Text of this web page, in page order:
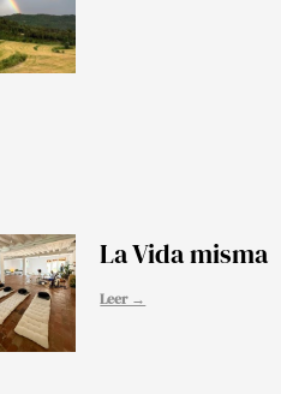
La Vida misma
Leer →